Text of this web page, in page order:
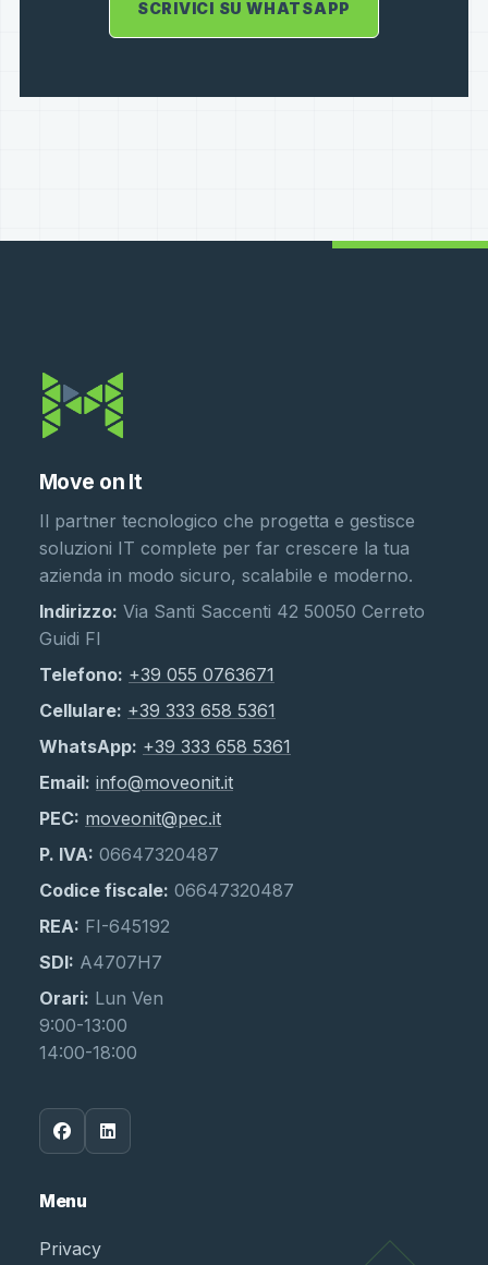
SCRIVICI SU WHATSAPP
Move on It
Il partner tecnologico che progetta e gestisce
soluzioni IT complete per far crescere la tua
azienda in modo sicuro, scalabile e moderno.
Indirizzo: Via Santi Saccenti 42 50050 Cerreto
Guidi FI
Telefono: +39 055 0763671
Cellulare: +39 333 658 5361
WhatsApp: +39 333 658 5361
Email: info@moveonit.it
PEC: moveonit@pec.it
P. IVA: 06647320487
Codice fiscale: 06647320487
REA: FI-645192
SDI: A4707H7
Orari: Lun Ven
9:00-13:00
14:00-18:00
Menu
Privacy